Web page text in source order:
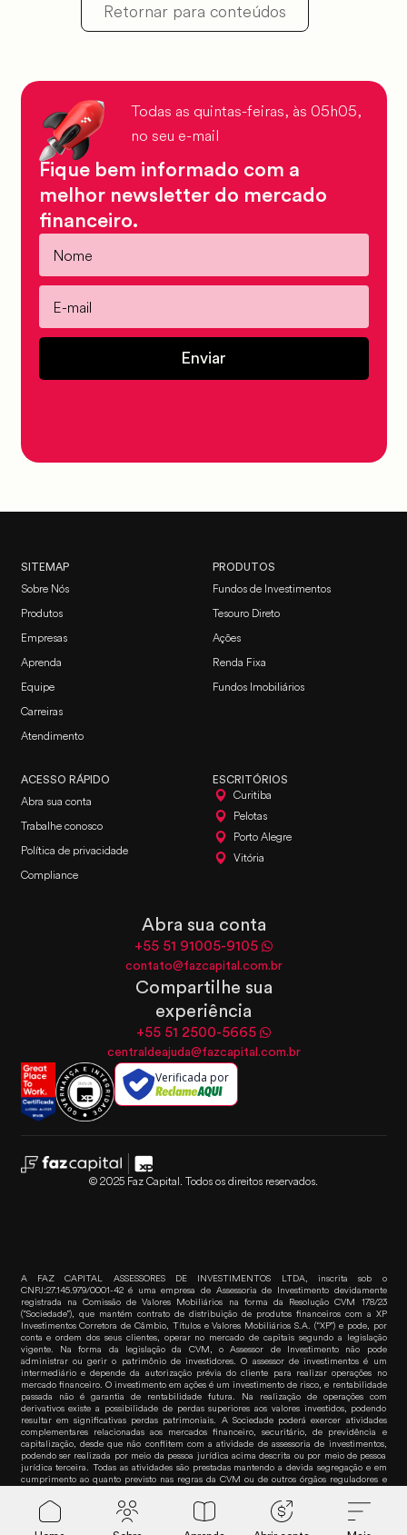
Retornar para conteúdos
Todas as quintas-feiras, às 05h05,
no seu e-mail
Fique bem informado com a
melhor newsletter do mercado
financeiro.
Enviar
SITEMAP
Sobre Nós
Produtos
Empresas
Aprenda
Equipe
Carreiras
Atendimento
PRODUTOS
Fundos de Investimentos
Tesouro Direto
Ações
Renda Fixa
Fundos Imobiliários
ACESSO RÁPIDO
Abra sua conta
Trabalhe conosco
Política de privacidade
Compliance
ESCRITÓRIOS
Curitiba
Pelotas
Porto Alegre
Vitória
Abra sua conta
+55 51 91005-9105
contato@fazcapital.com.br
Compartilhe sua
experiência
+55 51 2500-5665
centraldeajuda@fazcapital.com.br
Verificada por
© 2025 Faz Capital. Todos os direitos reservados.
A FAZ CAPITAL ASSESSORES DE INVESTIMENTOS LTDA, inscrita sob o
CNPJ:27.145.979/0001-42 é uma empresa de Assessoria de Investimento devidamente
registrada na Comissão de Valores Mobiliários na forma da Resolução CVM 178/23
(“Sociedade”), que mantém contrato de distribuição de produtos financeiros com a XP
Investimentos Corretora de Câmbio, Títulos e Valores Mobiliários S.A. (“XP”) e pode, por
conta e ordem dos seus clientes, operar no mercado de capitais segundo a legislação
vigente. Na forma da legislação da CVM, o Assessor de Investimento não pode
administrar ou gerir o patrimônio de investidores. O assessor de investimentos é um
intermediário e depende da autorização prévia do cliente para realizar operações no
mercado financeiro. O investimento em ações é um investimento de risco, e rentabilidade
passada não é garantia de rentabilidade futura. Na realização de operações com
derivativos existe a possibilidade de perdas superiores aos valores investidos, podendo
resultar em significativas perdas patrimoniais. A Sociedade poderá exercer atividades
complementares relacionadas aos mercados financeiro, securitário, de previdência e
capitalização, desde que não conflitem com a atividade de assessoria de investimentos,
podendo ser realizada por meio da pessoa jurídica acima descrita ou por meio de pessoa
jurídica terceira. Todas as atividades são prestadas mantendo a devida segregação e em
cumprimento ao quanto previsto nas regras da CVM ou de outros órgãos reguladores e
investimentos. Para reclamações, contate a Ouvidoria da XP pelo telefone 0800 722-3730.